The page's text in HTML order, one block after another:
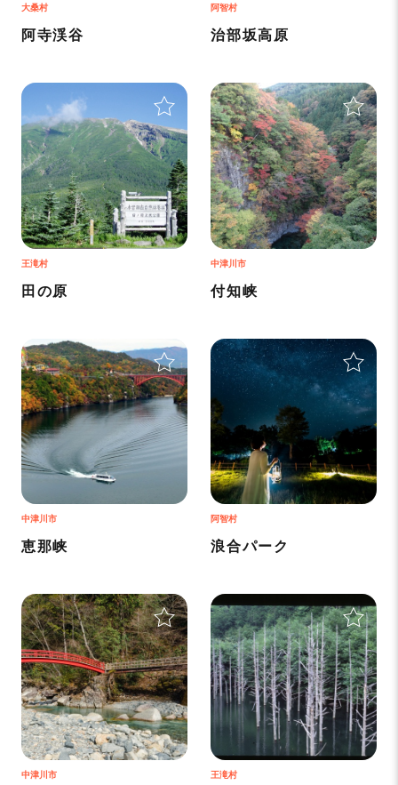
阿寺渓谷
大桑村
治部坂高原
阿智村
田の原
王滝村
＋
付知峡
中津川市
＋
恵那峡
中津川市
＋
浪合パーク
阿智村
＋
中津川市
＋
王滝村
＋